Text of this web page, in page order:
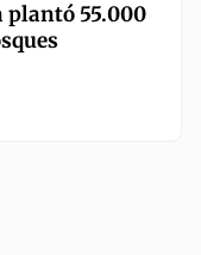
plantó 55.000